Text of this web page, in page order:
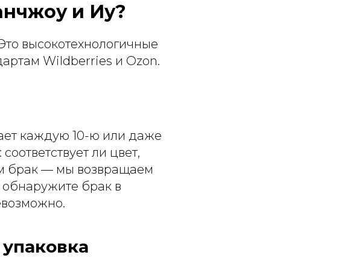
и Иу?
высокотехнологичные
Wildberries и Ozon.
каждую 10-ю или даже
ли цвет,
брак — мы возвращаем
обнаружите брак в